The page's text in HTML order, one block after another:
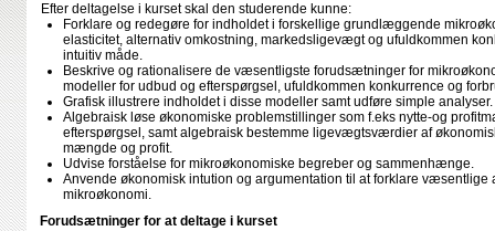
Efter deltagelse i kurset skal den studerende kunne:
Forklare og redegøre for indholdet i forskellige grundlæggende
elasticitet, alternativ omkostning, markedsligevægt og ufuldkommen
intuitiv måde.
Beskrive og rationalisere de væsentligste forudsætninger for
modeller for udbud og efterspørgsel, ufuldkommen konkurrence og
Grafisk illustrere indholdet i disse modeller samt udføre simple analyser.
Algebraisk løse økonomiske problemstillinger som f.eks nytte-og
efterspørgsel, samt algebraisk bestemme ligevægtsværdier af
mængde og profit.
Udvise forståelse for mikroøkonomiske begreber og sammenhænge.
Anvende økonomisk intution og argumentation til at forklare væsentlige
mikroøkonomi.
Forudsætninger for at deltage i kurset